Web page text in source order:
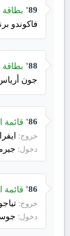
89'
فاكوندو
88'
جون
86' قائمة
خروج:
دخول:
86' قائمة
خروج:
دخول: